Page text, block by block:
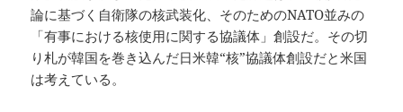
論に基づく自衛隊の核武装化、そのためのNATO並みの
「有事における核使用に関する協議体」創設だ。その切
り札が韓国を巻き込んだ日米韓“核”協議体創設だと米国
は考えている。